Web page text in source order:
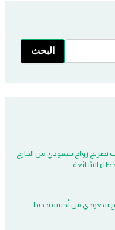
البحث
طلب تصريح زواج سعودي من الخارج
الشائعة
سعودي من أجنبية بجدة |